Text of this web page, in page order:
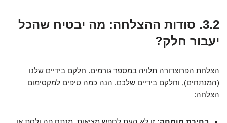
3.2. סודות ההצלחה: מה יבטיח שהכל
יעבור חלק?
הצלחת הפרוצדורה תלויה במספר גורמים. חלקם בידיים שלנו
(המנתחים), וחלקם בידיים שלכם. הנה כמה טיפים למקסימום
הצלחה: